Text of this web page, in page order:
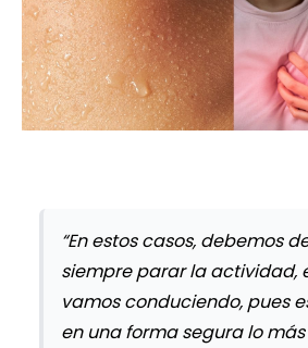
“En estos casos, debemos
siempre parar la actividad,
vamos conduciendo, pues
en una forma segura lo